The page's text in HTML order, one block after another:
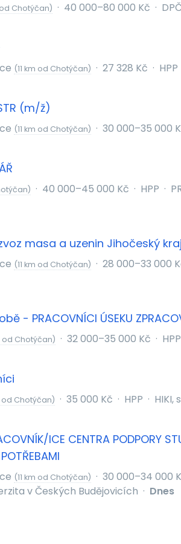
Chotýčan) · 40 000–80 000 Kč · DPČ
(11 km od Chotýčan) · 27 328 Kč · HPP
(m/ž)
(11 km od Chotýčan) · 30 000–35 000
· 40 000–45 000 Kč · HPP ·
masa a uzenin Jihočeský
(11 km od Chotýčan) · 28 000–33 000
- PRACOVNÍCI ÚSEKU
od Chotýčan) · 32 000–35 000 Kč · HPP
od Chotýčan) · 35 000 Kč · HPP · HIKI,
ICE CENTRA PODPORY
(11 km od Chotýčan) · 30 000–34 000
v Českých Budějovicích · Dnes